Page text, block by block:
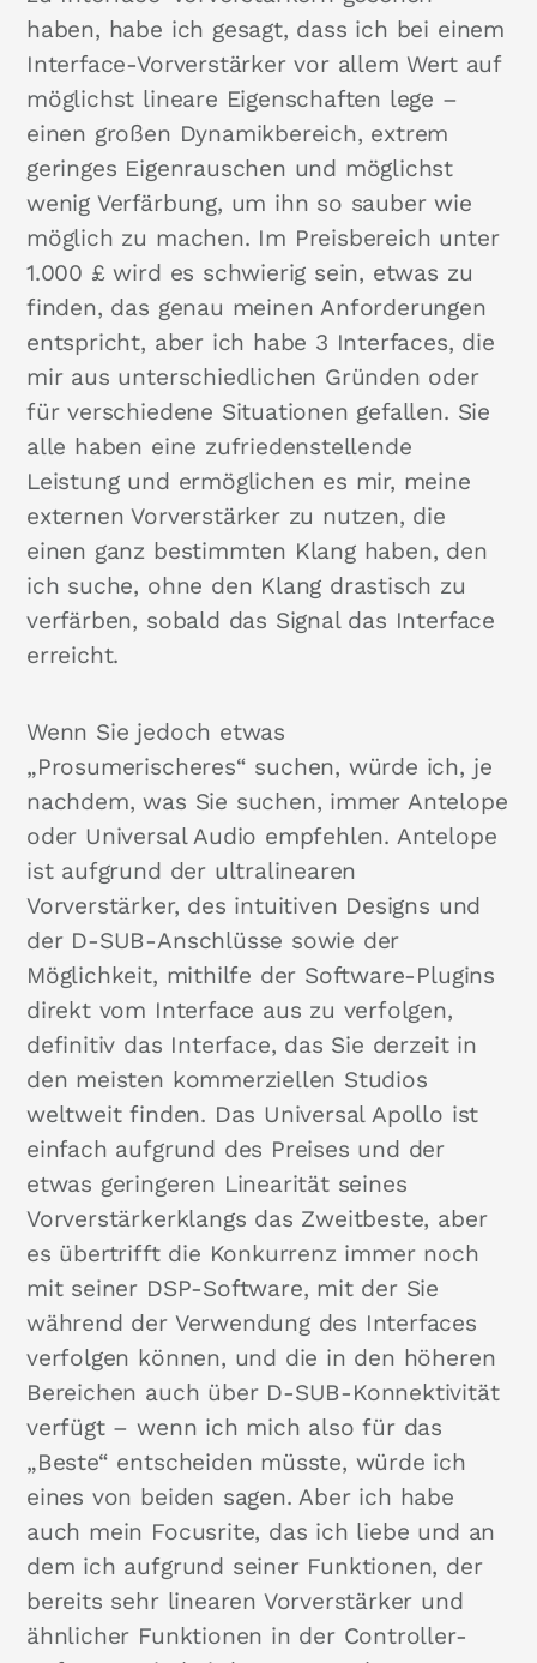
haben, habe ich gesagt, dass ich bei einem
Interface-Vorverstärker vor allem Wert auf
möglichst lineare Eigenschaften lege –
einen großen Dynamikbereich, extrem
geringes Eigenrauschen und möglichst
wenig Verfärbung, um ihn so sauber wie
möglich zu machen. Im Preisbereich unter
1.000 £ wird es schwierig sein, etwas zu
finden, das genau meinen Anforderungen
entspricht, aber ich habe 3 Interfaces, die
mir aus unterschiedlichen Gründen oder
für verschiedene Situationen gefallen. Sie
alle haben eine zufriedenstellende
Leistung und ermöglichen es mir, meine
externen Vorverstärker zu nutzen, die
einen ganz bestimmten Klang haben, den
ich suche, ohne den Klang drastisch zu
verfärben, sobald das Signal das Interface
erreicht.
Wenn Sie jedoch etwas
„Prosumerischeres“ suchen, würde ich, je
nachdem, was Sie suchen, immer Antelope
oder Universal Audio empfehlen. Antelope
ist aufgrund der ultralinearen
Vorverstärker, des intuitiven Designs und
der D-SUB-Anschlüsse sowie der
Möglichkeit, mithilfe der Software-Plugins
direkt vom Interface aus zu verfolgen,
definitiv das Interface, das Sie derzeit in
den meisten kommerziellen Studios
weltweit finden. Das Universal Apollo ist
einfach aufgrund des Preises und der
etwas geringeren Linearität seines
Vorverstärkerklangs das Zweitbeste, aber
es übertrifft die Konkurrenz immer noch
mit seiner DSP-Software, mit der Sie
während der Verwendung des Interfaces
verfolgen können, und die in den höheren
Bereichen auch über D-SUB-Konnektivität
verfügt – wenn ich mich also für das
„Beste“ entscheiden müsste, würde ich
eines von beiden sagen. Aber ich habe
auch mein Focusrite, das ich liebe und an
dem ich aufgrund seiner Funktionen, der
bereits sehr linearen Vorverstärker und
ähnlicher Funktionen in der Controller-